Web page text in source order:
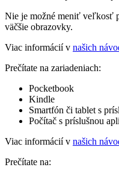
Nie je možné meniť veľkosť
väčšie obrazovky.
Viac informácií v našich
Prečítate na zariadeniach:
Pocketbook
Kindle
Smartfón či tablet s
Počítač s príslušnou
Viac informácií v našich
Prečítate na: